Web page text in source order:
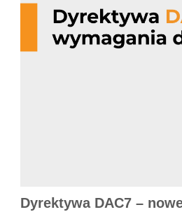
Dyrektywa DAC7 –